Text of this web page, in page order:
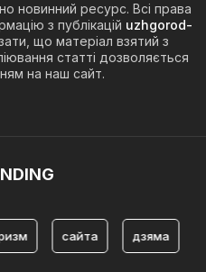
новинний ресурс. Всі права
з публікацій uzhgorod-
що матеріал взятий з
статті дозволяється
на наш сайт.
сайта дзяма